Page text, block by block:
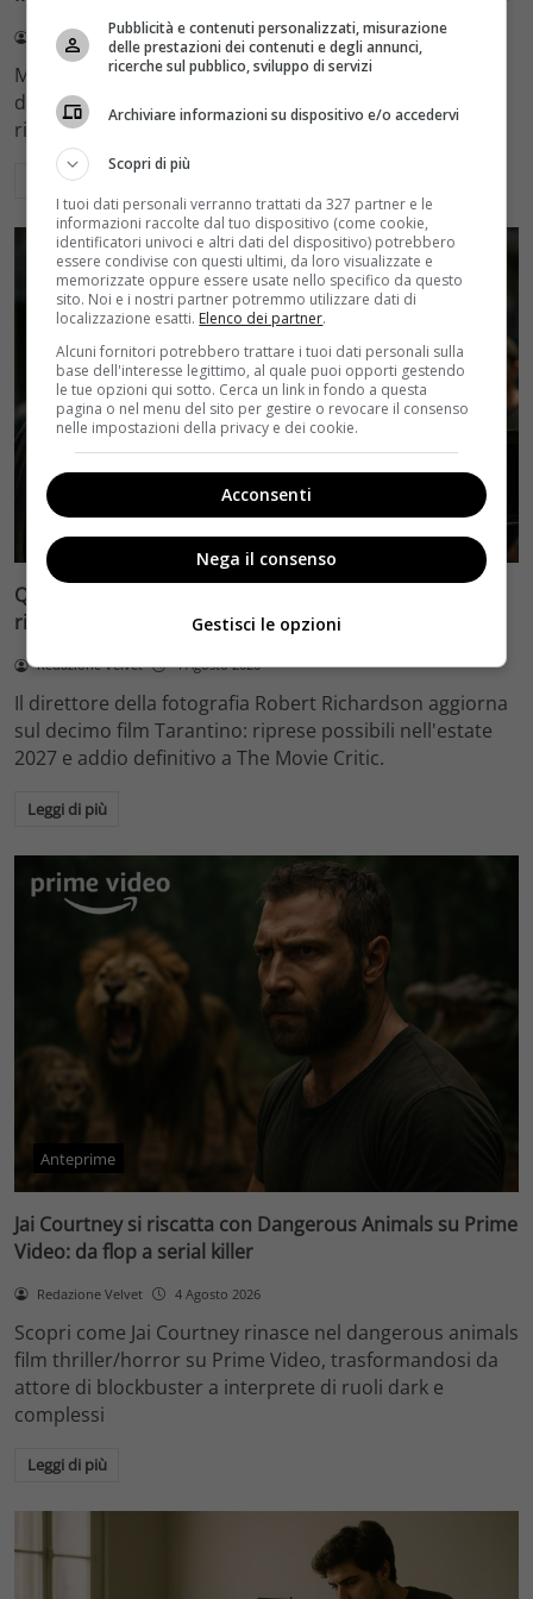
Redazione Velvet 4 Agosto 2026
Mediaset sceglie di mantenere Gerry Scotti e La Ruota
della Fortuna nell'access prime time estivo di Canale 5,
rinviando a dicembre il debutto di Enrico Pa
Leggi di più
Quentin Tarantino e il decimo film: Robert Richardson
rivela riprese forse nel 2027 e l’addio a The Movie Critic
Redazione Velvet 4 Agosto 2026
Il direttore della fotografia Robert Richardson aggiorna
sul decimo film Tarantino: riprese possibili nell'estate
2027 e addio definitivo a The Movie Critic.
Leggi di più
Anteprime
Jai Courtney si riscatta con Dangerous Animals su Prime
Video: da flop a serial killer
Redazione Velvet 4 Agosto 2026
Scopri come Jai Courtney rinasce nel dangerous animals
film thriller/horror su Prime Video, trasformandosi da
attore di blockbuster a interprete di ruoli dark e
complessi
Leggi di più
Pubblicità e contenuti personalizzati, misurazione
delle prestazioni dei contenuti e degli annunci,
ricerche sul pubblico, sviluppo di servizi
Archiviare informazioni su dispositivo e/o accedervi
Scopri di più
I tuoi dati personali verranno trattati da 327 partner e le
informazioni raccolte dal tuo dispositivo (come cookie,
identificatori univoci e altri dati del dispositivo) potrebbero
essere condivise con questi ultimi, da loro visualizzate e
memorizzate oppure essere usate nello specifico da questo
sito. Noi e i nostri partner potremmo utilizzare dati di
localizzazione esatti. Elenco dei partner.
Alcuni fornitori potrebbero trattare i tuoi dati personali sulla
base dell'interesse legittimo, al quale puoi opporti gestendo
le tue opzioni qui sotto. Cerca un link in fondo a questa
pagina o nel menu del sito per gestire o revocare il consenso
nelle impostazioni della privacy e dei cookie.
Acconsenti
Nega il consenso
Gestisci le opzioni